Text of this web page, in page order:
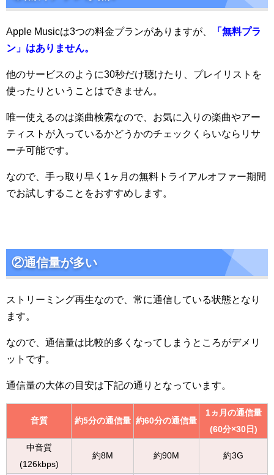
Apple Musicは3つの料金プランがありますが、
「無料プラ
ン」はありません。
他のサービスのように30秒だけ聴けたり、プレイリストを
使ったりということはできません。
唯一使えるのは楽曲検索なので、お気に入りの楽曲やアー
ティストが入っているかどうかのチェックくらいならリサ
ーチ可能です。
なので、手っ取り早く1ヶ月の無料トライアルオファー期間
でお試しすることをおすすめします。
②通信量が多い
ストリーミング再生なので、常に通信している状態となり
ます。
なので、通信量は比較的多くなってしまうところがデメリ
ットです。
通信量の大体の目安は下記の通りとなっています。
音質 約5分の通信量 約60分の通信量
1ヵ月の通信量
(60分×30日)
中音質
(126kbps)
約8M 約90M 約3G